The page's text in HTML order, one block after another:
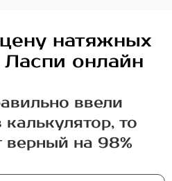
натяжных
Ласпи онлайн
ввели
то
верный на 98%